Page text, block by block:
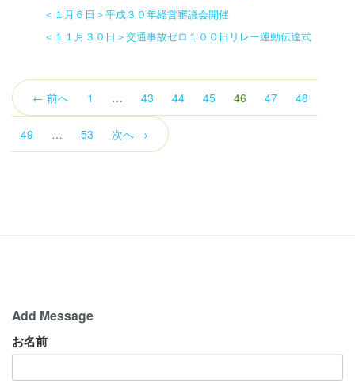
＜１月６日＞平成３０年経営審議会開催
＜１１月３０日＞交通事故ゼロ１００日リレー運動伝達式
← 前へ 1 … 43 44 45 46 （こ
の
47 48
49 … 53 次へ →
Add Message
お名前